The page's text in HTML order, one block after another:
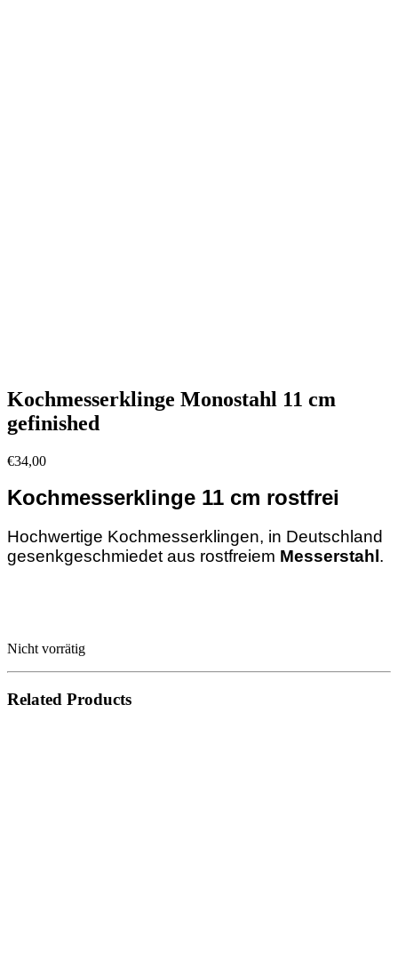
Kochmesserklinge Monostahl 11 cm
gefinished
€34,00
Kochmesserklinge 11 cm rostfrei
Hochwertige Kochmesserklingen, in Deutschland
gesenkgeschmiedet aus rostfreiem Messerstahl .
Nicht vorrätig
Related Products